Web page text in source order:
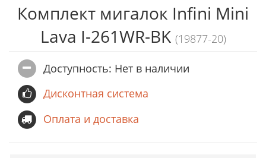
Комплект мигалок Infini Mini
Lava I-261WR-BK (19877-20)
Доступность: Нет в наличии
Дисконтная система
Оплата и доставка